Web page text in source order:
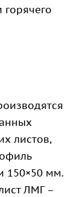
листов,
150×50 мм.
ЛМГ –